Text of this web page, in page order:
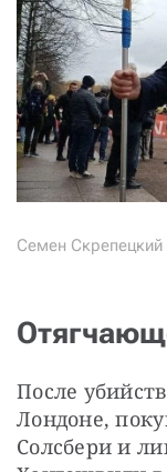
Семен Скрепецкий
После
Лондоне,
Солсбери и